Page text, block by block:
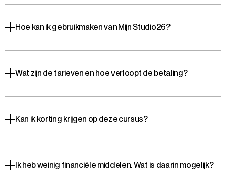
Hoe kan ik gebruikmaken van Mijn Studio26?
Wat zijn de tarieven en hoe verloopt de betaling?
Kan ik korting krijgen op deze cursus?
Ik heb weinig financiële middelen. Wat is daarin mogelijk?